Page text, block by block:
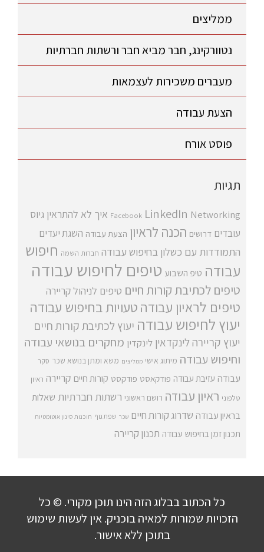
ממליצים
נטוורקינג, חבר מביא חבר ורשתות חברתיות
מעברים משכירות לעצמאות
הצעת עבודה
פוסט אורח
תגיות
Facebook LinkedIn Networking איך לא להתראין גיוס
עובדים דרושים הכנה לראיון הצעת עבודה השגת יעדים
התמודדות עם כשלון בחיפוש עבודה חברות השמה חיפוש
עבודה טיפ השבוע טיפים לחיפוש עבודה
טיפים לכתיבת קורות חיים טיפים לניהול קריירה
טיפים לראיון עבודהטעויות בחיפוש עבודה
יעוץ לחיפוש עבודה יעוץ לכתיבת קורות חיים
יעוץ קריירה לינקדאין לינקדין מחקרים בנושאי עבודה
וחיפוש עבודה מיתוג אישי ממליצים משא ומתן בנושא שכר סקר
עבודה עזיבת עבודה פודקאסט פודקסט קורות חיים קריירה ראיון
טלפוני ראיון עבודה רושם ראשוני רשתות חברתיות שאלות
בראיון עבודה שדרוג קורות חיים שכר שפת גוף תוכנות סינון אוטומטיות
תכנון זמן בחיפוש עבודה תכנון קריירה
כל הכתוב בבלוג הזה הינו תוכן מקורי. © כל
הזכויות שמורות למאיה בוכניק. אין לעשות שימוש
בתוכן ללא אישור.